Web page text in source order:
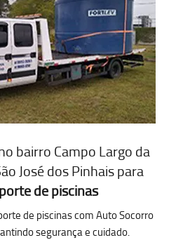
bairro Campo Largo da
José dos Pinhais para
de piscinas
de piscinas com Auto Socorro
segurança e cuidado.